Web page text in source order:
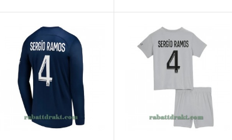
Paris Saint-Germain
SERGIO RAMOS 4 Fjerde
22-23 Jordan - Herre
Fotballdrakt
720NOK 305NOK
Portugal G. RAMOS 26
Hjemme VM 2022 - Herre
Fotballdrakt
720NOK